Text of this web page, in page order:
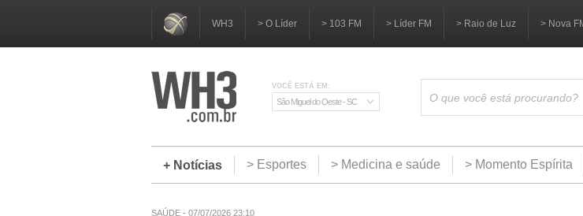
WH3 > O Líder > 103 FM > Líder FM > Raio de Luz > Nova
VOCÊ ESTÁ EM:
São Miguel do Oeste - SC
+ Notícias
> Esportes > Medicina e saúde > Momento Espírita
SAÚDE - 07/07/2026 23:10